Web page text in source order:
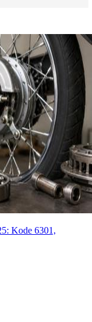
Kode 6301,